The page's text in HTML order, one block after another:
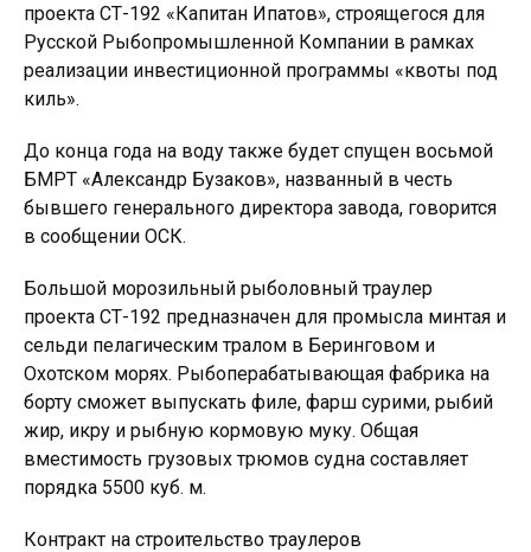
проекта СТ-192 «Капитан Ипатов», строящегося для
Русской Рыбопромышленной Компании в рамках
реализации инвестиционной программы «квоты под
киль».
До конца года на воду также будет спущен восьмой
БМРТ «Александр Бузаков», названный в честь
бывшего генерального директора завода, говорится
в сообщении ОСК.
Большой морозильный рыболовный траулер
проекта СТ-192 предназначен для промысла минтая и
сельди пелагическим тралом в Беринговом и
Охотском морях. Рыбоперабатывающая фабрика на
борту сможет выпускать филе, фарш сурими, рыбий
жир, икру и рыбную кормовую муку. Общая
вместимость грузовых трюмов судна составляет
порядка 5500 куб. м.
Контракт на строительство траулеров